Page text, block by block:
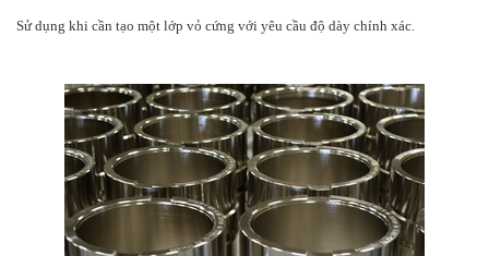
Sử dụng khi cần tạo một lớp vỏ cứng với yêu cầu độ dày chính xác.